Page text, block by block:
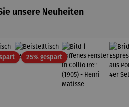
unsere Neuheiten
Rabatt25% gespartRabatt